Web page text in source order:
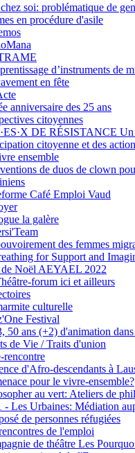
soi: problématique de
en procédure d'asile
d’instruments de
en fête
anniversaire des 25 ans
citoyennes
DE RÉSISTANCE Un
citoyenne et des
ensemble
de duos de clown
Café Emploi Vaud
la galère
des femmes
for Support and
de Noël AEYAEL 2022
forum ici et ailleurs
culturelle
Festival
50 ans (+2) d'animation
de Vie / Traits d'union
rencontre
d'Afro-descendants à
pour le vivre-ensemble?
au vert: Ateliers de
- Les Urbaines: Médiation
de personnes réfugiées
de l'emploi
de théâtre Les